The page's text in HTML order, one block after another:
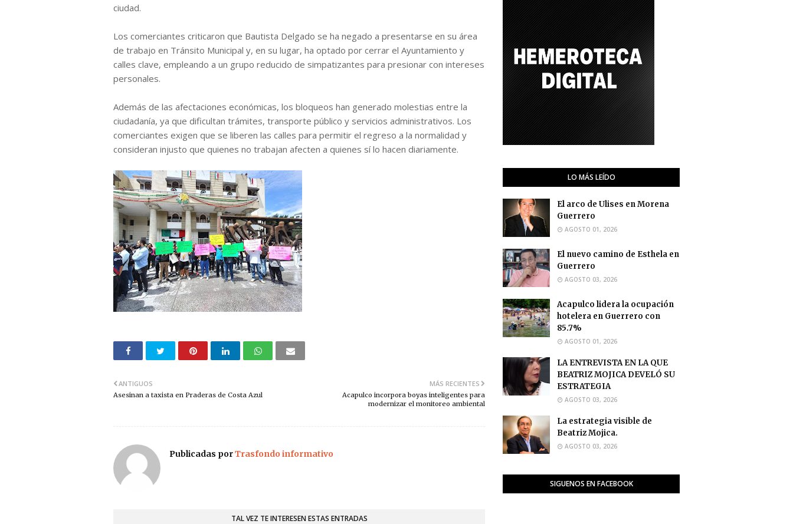
ciudad.
Los comerciantes criticaron que Bautista Delgado se ha negado a presentarse en su área
de trabajo en Tránsito Municipal y, en su lugar, ha optado por cerrar el Ayuntamiento y
calles clave, empleando a un grupo reducido de simpatizantes para presionar con intereses
personales.
Además de las afectaciones económicas, los bloqueos han generado molestias entre la
ciudadanía, ya que dificultan trámites, transporte público y servicios administrativos. Los
comerciantes exigen que se liberen las calles para permitir el regreso a la normalidad y
consideran injusto que quienes no trabajan afecten a quienes sí lo hacen diariamente.
MÁS RECIENTES
Acapulco incorpora boyas inteligentes para
modernizar el monitoreo ambiental
ANTIGUOS
Asesinan a taxista en Praderas de Costa Azul
Publicadas porTrasfondo informativo
TAL VEZ TE INTERESEN ESTAS ENTRADAS
LO MÁS LEÍDO
El arco de Ulises en Morena
Guerrero
AGOSTO 01, 2026
El nuevo camino de Esthela en
Guerrero
AGOSTO 03, 2026
Acapulco lidera la ocupación
hotelera en Guerrero con
85.7%
AGOSTO 01, 2026
LA ENTREVISTA EN LA QUE
BEATRIZ MOJICA DEVELÓ SU
ESTRATEGIA
AGOSTO 03, 2026
La estrategia visible de
Beatriz Mojica.
AGOSTO 03, 2026
SIGUENOS EN FACEBOOK